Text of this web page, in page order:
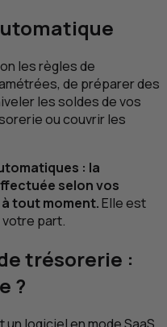
les règles de
de préparer des
les soldes de vos
ou couvrir les
: la
selon vos
tout moment.Elle est
part.
trésorerie :
?